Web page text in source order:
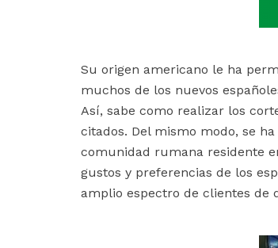
Su origen americano le ha
muchos de los nuevos
Así, sabe como realizar los
citados. Del mismo modo, se
comunidad rumana residente
gustos y preferencias de los
amplio espectro de clientes de